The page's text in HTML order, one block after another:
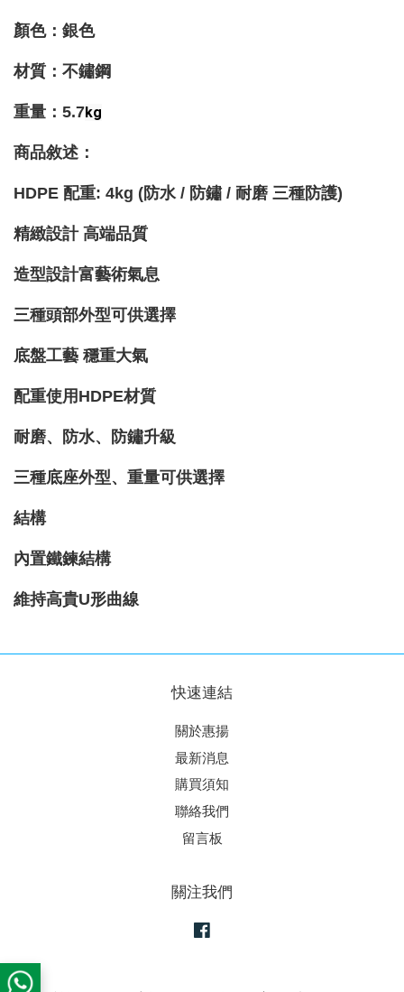
顏色：銀色
材質 ：不鏽鋼
重量 ：5.7kg
商品敘述：
HDPE 配重: 4kg (防水 / 防鏽 / 耐磨 三種防護)
精緻設計 高端品質
造型設計富藝術氣息
三種頭部外型可供選擇
底盤工藝 穩重大氣
配重使用HDPE材質
耐磨、防水、防鏽升級
三種底座外型、重量可供選擇
結構
內置鐵鍊結構
維持高貴U形曲線
快速連結
關於惠揚
最新消息
購買須知
聯絡我們
留言板
關注我們